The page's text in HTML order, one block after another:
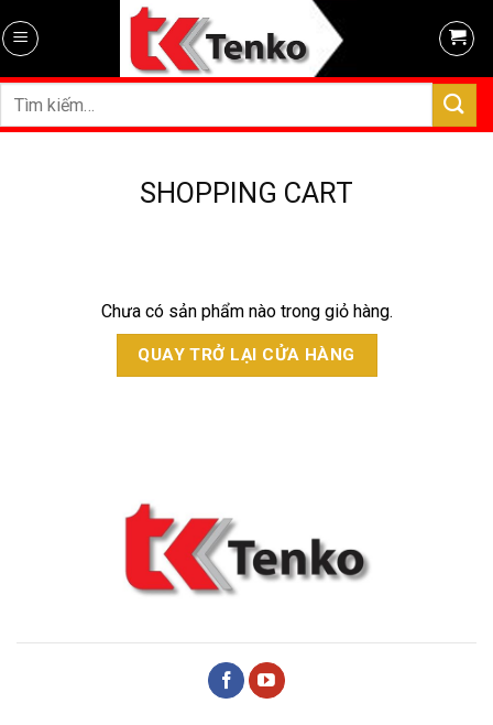
to
Tìm
SHOPPING CART
Chưa có sản phẩm nào trong giỏ hàng.
QUAY TRỞ LẠI CỬA HÀNG